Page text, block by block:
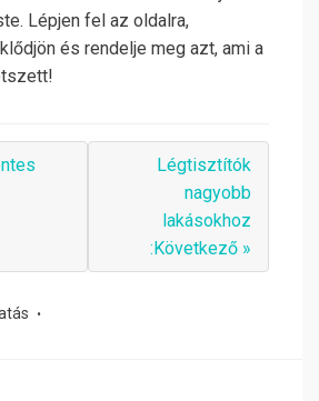
Lépjen fel az oldalra,
és rendelje meg azt, ami a
Légtisztítók
nagyobb
lakásokhoz
:Következő »